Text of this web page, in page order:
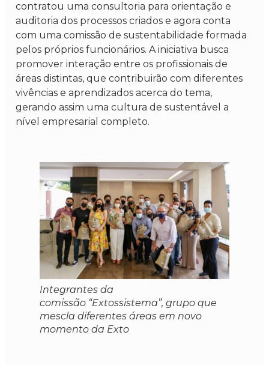
contratou uma consultoria para orientação e
auditoria dos processos criados e agora conta
com uma comissão de sustentabilidade formada
pelos próprios funcionários. A iniciativa busca
promover interação entre os profissionais de
áreas distintas, que contribuirão com diferentes
vivências e aprendizados acerca do tema,
gerando assim uma cultura de sustentável a
nível empresarial completo.
Integrantes da
comissão “Extossistema”, grupo que
mescla diferentes áreas em novo
momento da Exto